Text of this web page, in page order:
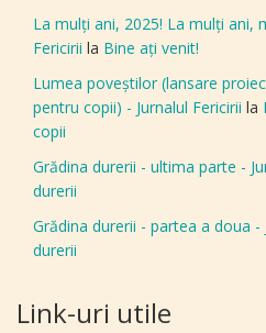
La mulți ani, 2025! La mulți ani,
Fericirii la Bine aţi venit!
Lumea poveștilor (lansare
pentru copii) - Jurnalul Fericirii la
copii
Grădina durerii - ultima parte -
durerii
Grădina durerii - partea a doua -
durerii
Link-uri utile